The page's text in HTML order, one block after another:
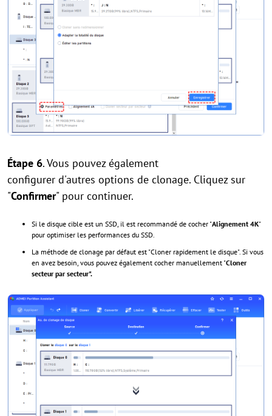
Étape 6. Vous pouvez également
configurer d'autres options de clonage. Cliquez sur
"Confirmer" pour continuer.
Si le disque cible est un SSD, il est recommandé de cocher "Alignement 4K"
pour optimiser les performances du SSD.
La méthode de clonage par défaut est "Cloner rapidement le disque". Si vous
en avez besoin, vous pouvez également cocher manuellement "Cloner
secteur par secteur".